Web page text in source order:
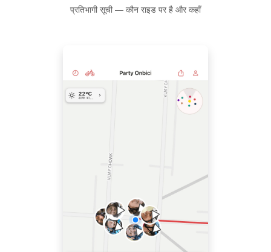
प्रतिभागी सूची — कौन राइड पर है और कहाँ